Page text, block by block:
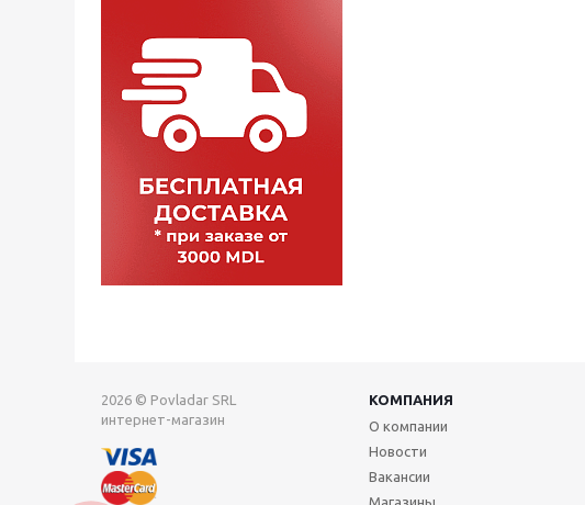
2026 © Povladar SRL
интернет-магазин
КОМПАНИЯ
О компании
Новости
Вакансии
Магазины